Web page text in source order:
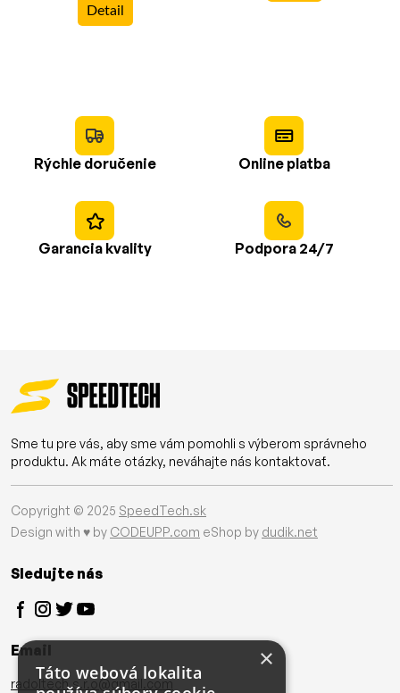
Detail
Rýchle doručenie Online platba
Garancia kvality Podpora 24/7
Sme tu pre vás, aby sme vám pomohli s výberom správneho
produktu. Ak máte otázky, neváhajte nás kontaktovať.
Copyright © 2025 SpeedTech.sk
Design with ♥ by CODEUPP.com eShop by dudik.net
Sledujte nás
Email
radoltech.s.r.o@gmail.com
×
Táto webová lokalita